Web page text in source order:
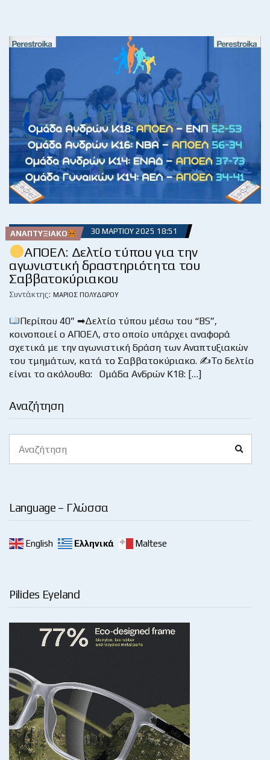
Αναζήτηση
for:
Language – Γλώσσα
English Ελληνικά Maltese
Pilides Eyeland
ΑΝΑΠΤΥΞΙΑΚΌ 30 ΜΑΡΤΊΟΥ 2025 18:51
ΑΠΟΕΛ: Δελτίο τύπου για την
αγωνιστική δραστηριότητα του
Σαββατοκύριακου
Συντάκτης: ΜΆΡΙΟΣ ΠΟΛΥΔΏΡΟΥ
Περίπου 40” ➡Δελτίο τύπου μέσω του “BS”,
κοινοποιεί ο ΑΠΟΕΛ, στο οποίο υπάρχει αναφορά
σχετικά με την αγωνιστική δράση των Αναπτυξιακών
του τμημάτων, κατά το Σαββατοκύριακο. ✍Το δελτίο
είναι το ακόλουθο: Ομάδα Ανδρών Κ18: […]